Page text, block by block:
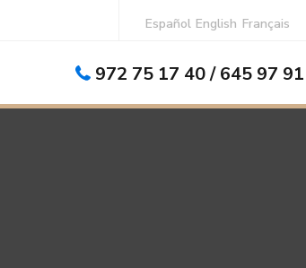
Español English Français
972 75 17 40 / 645 97